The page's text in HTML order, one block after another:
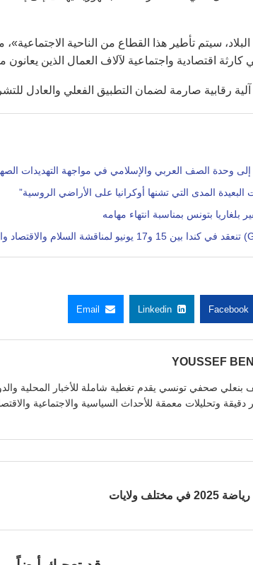
رقابية صارمة لضمان التطبيق الفعلي والعادل
وحدة الصف العربي والإسلامي في مواجهة التهديدات
المدى التي تشنها أوكرانيا على الأراضي الروسية”
بتونس بمناسبة انتهاء مهامه
Facebook
Linkedin
Email
YOUSSEF
دقيقة وتحليلات معمقة للأحداث السياسية والاجتماعية
انطلاق اختبارات الباكالوريا رياضة 2025 في مختلف ولايات